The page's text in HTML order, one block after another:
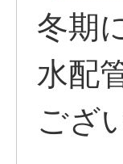
冬期
水配
ござ